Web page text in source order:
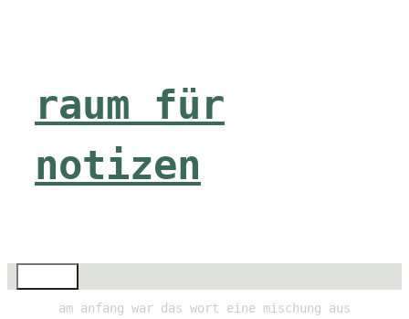
raum für
notizen
am anfang war das wort eine mischung aus